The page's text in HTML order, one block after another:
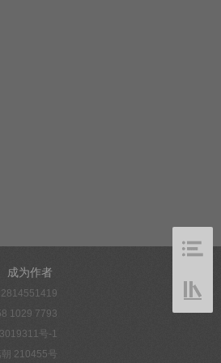
成为作者
1029 7793
号-1
210455号